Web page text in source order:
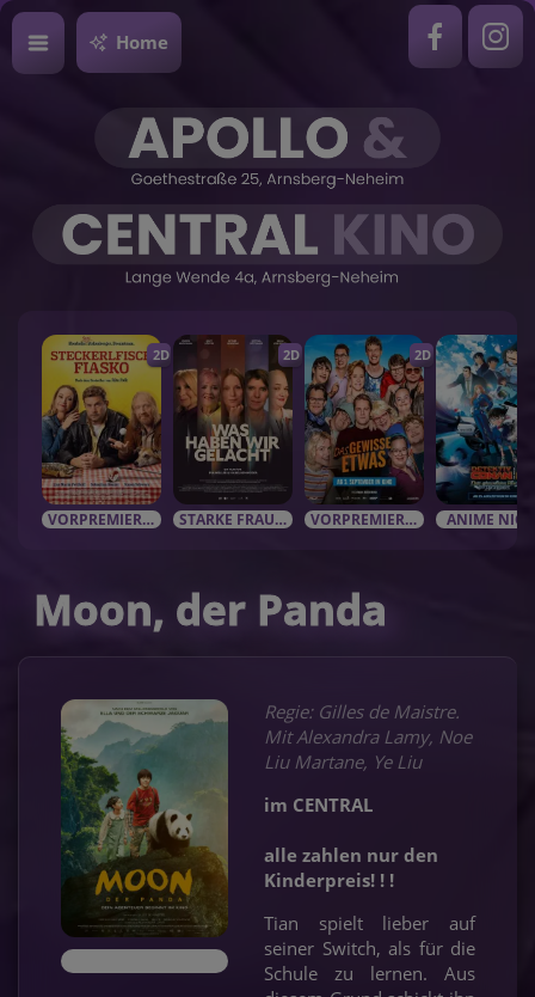
Home
2D
VORPREMIEREN / EVENTS
2D
STARKE FRAUEN in starken Rolle
2D
VORPREMIEREN / EVENTSIm Bundesstart ANIME
Moon, der Panda
Regie: Gilles de Maistre.
Mit Alexandra Lamy, Noe
Liu Martane, Ye Liu
im CENTRAL
alle zahlen nur den
Kinderpreis! ! !
Tian spielt lieber auf
seiner Switch, als für die
Schule zu lernen. Aus